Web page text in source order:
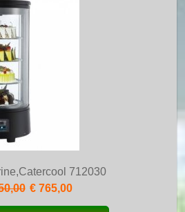
712030
€ 765,00